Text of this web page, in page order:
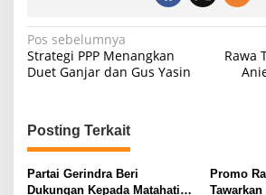
N
a
i
g
a
Pos sebelumnya
Strategi PPP Menangkan
Duet Ganjar dan Gus Yasin
Rawa
Posting Terkait
Partai Gerindra Beri
Dukungan Kepada Matahati
Promo